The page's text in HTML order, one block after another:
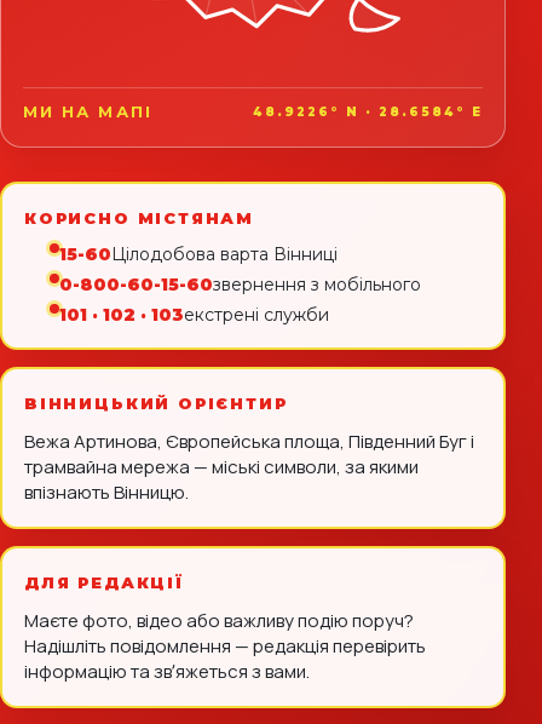
МИ НА МАПІ 48.9226° N · 28.6584° E
КОРИСНО МІСТЯНАМ
15-60Цілодобова варта Вінниці
0-800-60-15-60звернення з мобільного
101 · 102 · 103екстрені служби
ВІННИЦЬКИЙ ОРІЄНТИР
Вежа Артинова, Європейська площа, Південний Буг і
трамвайна мережа — міські символи, за якими
впізнають Вінницю.
ДЛЯ РЕДАКЦІЇ
Маєте фото, відео або важливу подію поруч?
Надішліть повідомлення — редакція перевірить
інформацію та звʼяжеться з вами.